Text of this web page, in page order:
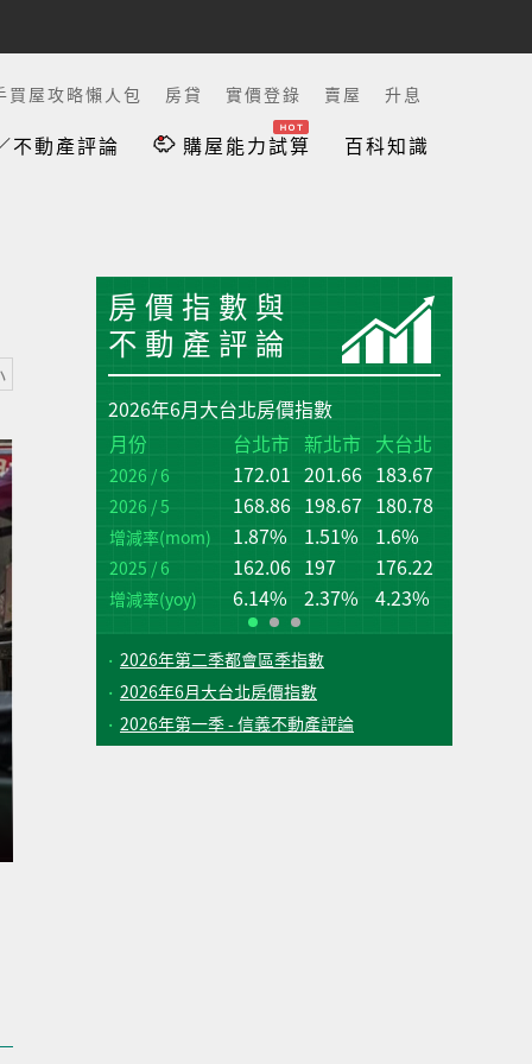
買屋攻略懶人包 房貸 實價登錄 賣屋 升息
不動產評論 購屋能力試算 百科知識
房價指數與
不動產評論
2026年6月大台北房價指數
月份
台北市 新北市 大台北
2026 / 6 172.01 201.66 183.67
2026 / 5 168.86 198.67 180.78
增減率(mom) 1.87% 1.51% 1.6%
2025 / 6 162.06 197 176.22
增減率(yoy) 6.14% 2.37% 4.23%
2026年第二季都會區季指數
2026年6月大台北房價指數
2026年第一季 - 信義不動產評論